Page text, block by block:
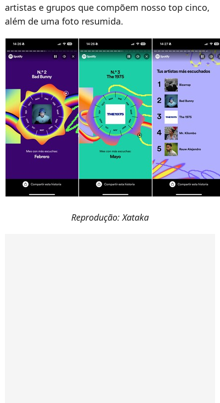
artistas e grupos que compõem nosso top cinco,
além de uma foto resumida.
Reprodução: Xataka